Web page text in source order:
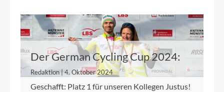
Der German Cycling Cup 2024:
SEBAMED Racing Team räumt
kräftig ab!
Redaktion | 4. Oktober 2024
Geschafft: Platz 1 für unseren Kollegen Justus!